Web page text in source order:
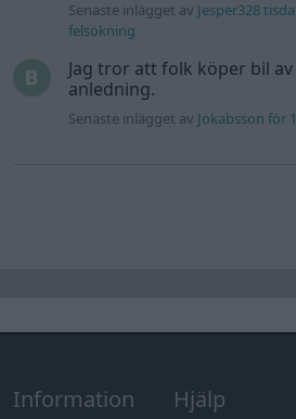
Senaste inlägget av Jesper328
felsökning
Jag tror att folk köper bil
anledning.
Senaste inlägget av Jokabsson för
Information Hjälp